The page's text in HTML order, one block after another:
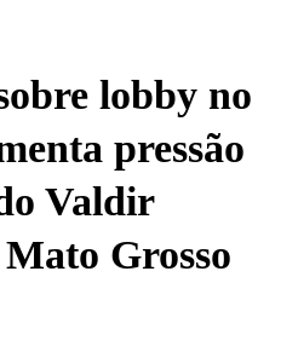
lobby no
pressão
Valdir
Grosso